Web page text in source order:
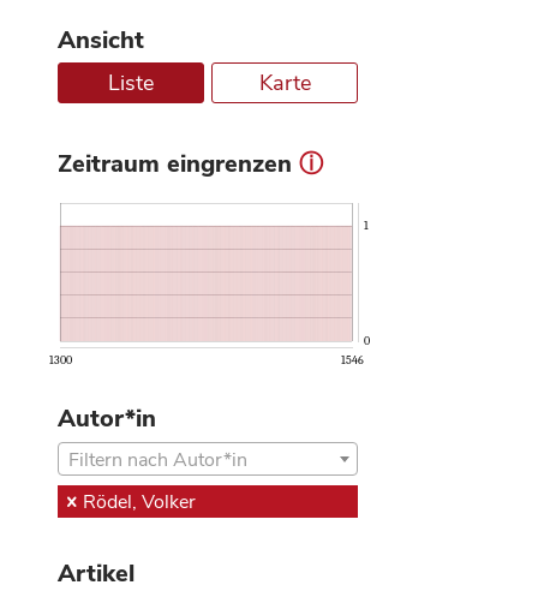
Ansicht
Liste Karte
Zeitraum eingrenzen ⓘ
1300 1546
0
1
Autor*in
Filtern nach Autor*in
Rödel, Volker
Artikel